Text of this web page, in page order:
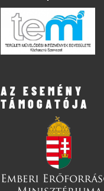
AZ ESEMÉNY
TÁMOGATÓJA